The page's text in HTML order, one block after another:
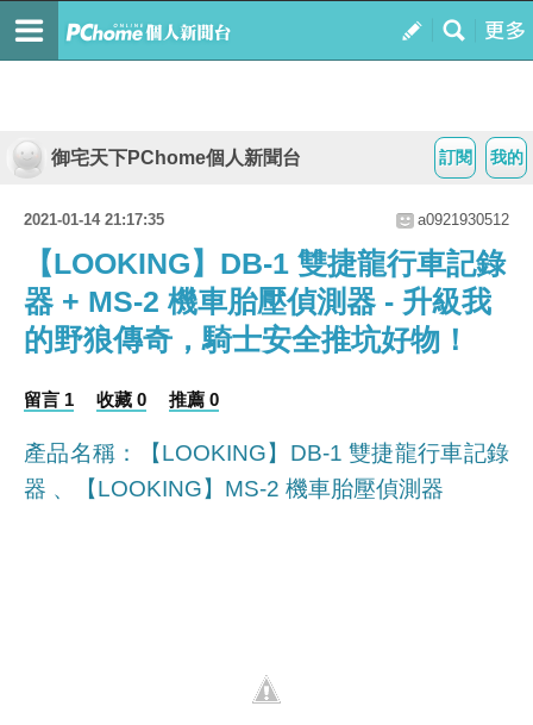
我的
訂閱
御宅天下PChome個人新聞台
2021-01-14 21:17:35 a0921930512
【LOOKING】DB-1 雙捷龍行車記錄
器 + MS-2 機車胎壓偵測器 - 升級我
的野狼傳奇，騎士安全推坑好物！
留言 1 收藏 0 推薦 0
產品名稱：【LOOKING】DB-1 雙捷龍行車記錄
器 、【LOOKING】MS-2 機車胎壓偵測器